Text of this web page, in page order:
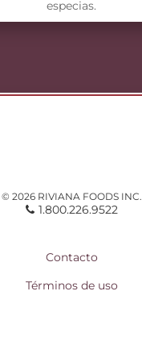
especias.
© 2026 RIVIANA FOODS INC.
1.800.226.9522
Contacto
Términos de uso